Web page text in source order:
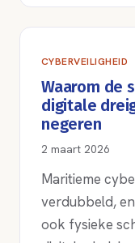
CYBERVEILIGHEID
Waarom de
digitale
negeren
2 maart 2026
Maritieme
verdubbeld,
ook fysieke